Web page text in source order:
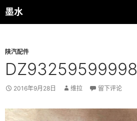
跳
至
墨水
搜
索
陕汽配件
DZ93259599998
2016年9月28日 维拉 留下评论